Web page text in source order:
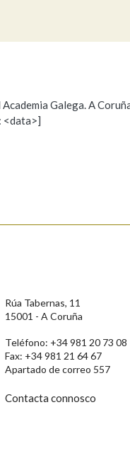
Propoño mellorar a
Galega. A
<data>]
Rúa Tabernas, 11
15001 - A Coruña
Teléfono: +34 981 20 73 08
Fax: +34 981 21 64 67
Apartado de correo 557
Contacta connosco